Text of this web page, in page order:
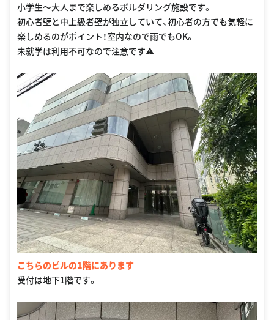
小学生〜大人まで楽しめるボルダリング施設です。
初心者壁と中上級者壁が独立していて、初心者の方でも気軽に
楽しめるのがポイント！室内なので雨でもOK。
未就学は利用不可なので注意です⚠️
こちらのビルの1階にあります
受付は地下1階です。